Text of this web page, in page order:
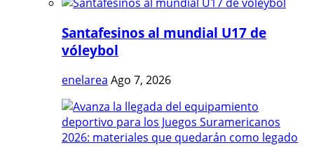
Santafesinos al mundial U17 de
vóleybol
enelarea Ago 7, 2026